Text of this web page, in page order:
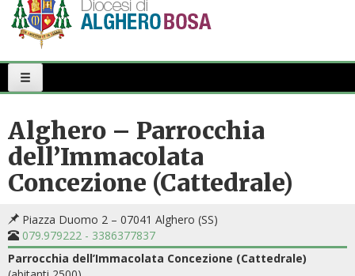
Menu
Alghero – Parrocchia
dell’Immacolata
Concezione (Cattedrale)
Piazza Duomo 2 – 07041 Alghero (SS)
079.979222 - 3386377837
Parrocchia dell’Immacolata Concezione (Cattedrale)